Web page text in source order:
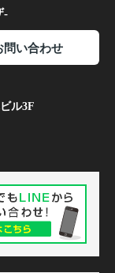
-
問い合わせ
ル3F